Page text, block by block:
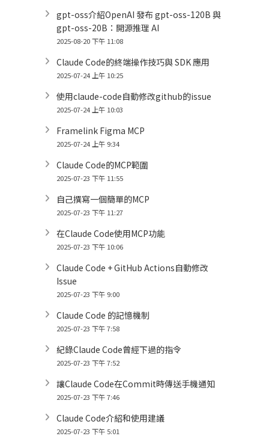
gpt-oss介紹OpenAI 發布 gpt-oss-120B 與
gpt-oss-20B：開源推理 AI
2025-08-20 下午 11:08
Claude Code的終端操作技巧與 SDK 應用
2025-07-24 上午 10:25
使用claude-code自動修改github的issue
2025-07-24 上午 10:03
Framelink Figma MCP
2025-07-24 上午 9:34
Claude Code的MCP範圍
2025-07-23 下午 11:55
自己撰寫一個簡單的MCP
2025-07-23 下午 11:27
在Claude Code使用MCP功能
2025-07-23 下午 10:06
Claude Code + GitHub Actions自動修改
Issue
2025-07-23 下午 9:00
Claude Code 的記憶機制
2025-07-23 下午 7:58
紀錄Claude Code曾經下過的指令
2025-07-23 下午 7:52
讓Claude Code在Commit時傳送手機通知
2025-07-23 下午 7:46
Claude Code介紹和使用建議
2025-07-23 下午 5:01